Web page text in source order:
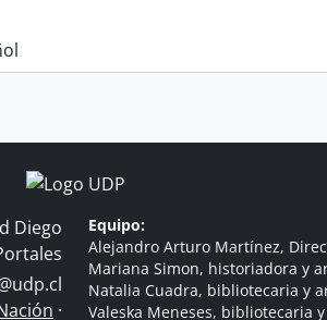
Diego
·
Equipo:
Alejandro Arturo Martínez,
Mariana Simon, historiadora y
Natalia Cuadra, bibliotecaria y
Valeska Meneses, bibliotecaria